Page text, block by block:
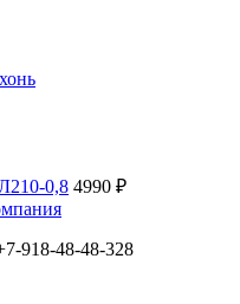
0,8 4990 ₽
918-48-48-328